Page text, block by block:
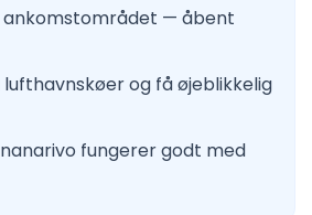
ankomstområdet — åbent
og få øjeblikkelig
fungerer godt med